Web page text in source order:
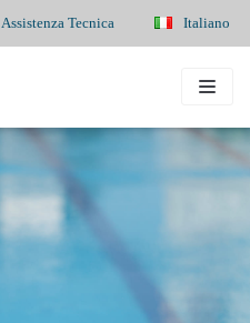
Assistenza Tecnica Italiano